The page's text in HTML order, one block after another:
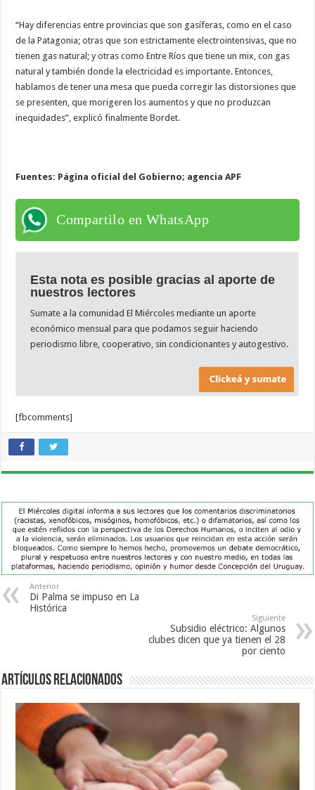
“Hay diferencias entre provincias que son gasíferas, como en el caso
de la Patagonia; otras que son estrictamente electrointensivas, que no
tienen gas natural; y otras como Entre Ríos que tiene un mix, con gas
natural y también donde la electricidad es importante. Entonces,
hablamos de tener una mesa que pueda corregir las distorsiones que
se presenten, que morigeren los aumentos y que no produzcan
inequidades”, explicó finalmente Bordet.
Fuentes: Página oficial del Gobierno; agencia APF
Compartilo en WhatsApp
Esta nota es posible gracias al aporte de
nuestros lectores
Sumate a la comunidad El Miércoles mediante un aporte
económico mensual para que podamos seguir haciendo
periodismo libre, cooperativo, sin condicionantes y autogestivo.
[fbcomments]
Anterior
Di Palma se impuso en La
Histórica
Siguiente
Subsidio eléctrico: Algunos
clubes dicen que ya tienen el 28
por ciento
Artículos Relacionados